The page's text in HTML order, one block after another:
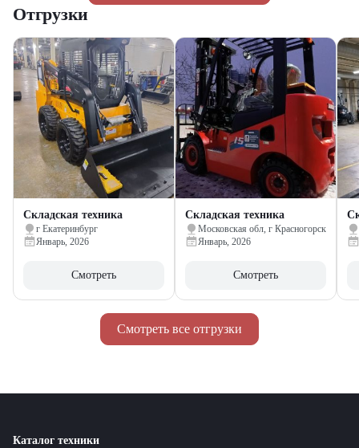
Смотреть все отгрузки
Отгрузки
Складская техника
г Екатеринбург
Январь, 2026
Смотреть
Складская техника
Московская обл, г Красногорск
Январь, 2026
Смотреть
Каталог техники